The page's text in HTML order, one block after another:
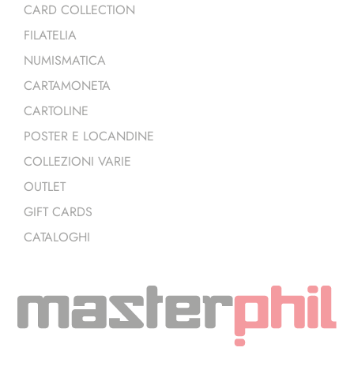
CARD COLLECTION
FILATELIA
NUMISMATICA
CARTAMONETA
CARTOLINE
POSTER E LOCANDINE
COLLEZIONI VARIE
OUTLET
GIFT CARDS
CATALOGHI